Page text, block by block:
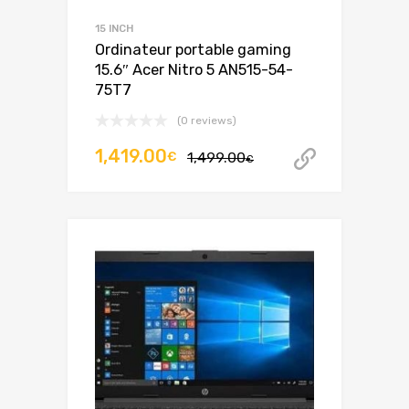
15 INCH
Ordinateur portable gaming
15.6″ Acer Nitro 5 AN515-54-
75T7
(0 reviews)
1,499.00€Le
1,499.00€.
1,419.00€
Le
1,419.00€.